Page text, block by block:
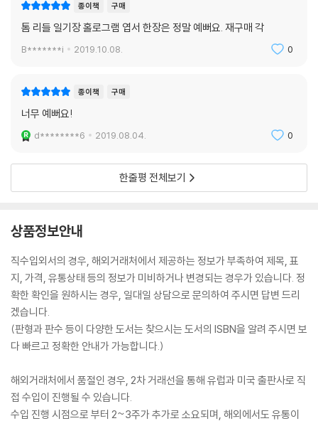
종이책 구매
톰 리들 일기장 홀로그램 엽서 한장은 정말 예뻐요. 재구매 각
B*******i 2019.10.08. 0
종이책 구매
너무 예뻐요!
d********6 2019.08.04. 0
한줄평 전체보기
상품정보안내
직수입외서의 경우, 해외거래처에서 제공하는 정보가 부족하여 제목, 표
지, 가격, 유통상태 등의 정보가 미비하거나 변경되는 경우가 있습니다. 정
확한 확인을 원하시는 경우, 일대일 상담으로 문의하여 주시면 답변 드리
겠습니다.
(판형과 판수 등이 다양한 도서는 찾으시는 도서의 ISBN을 알려 주시면 보
다 빠르고 정확한 안내가 가능합니다.)
해외거래처에서 품절인 경우, 2차 거래선을 통해 유럽과 미국 출판사로 직
접 수입이 진행될 수 있습니다.
수입 진행 시점으로 부터 2~3주가 추가로 소요되며, 해외에서도 유통이